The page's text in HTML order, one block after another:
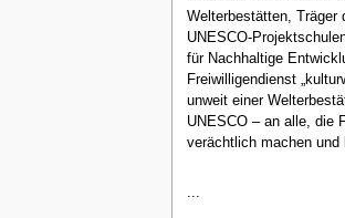
Welterbestätten, Träger
UNESCO-
für Nachhaltige
Freiwilligendienst
unweit einer
UNESCO – an alle, die
verächtlich machen und